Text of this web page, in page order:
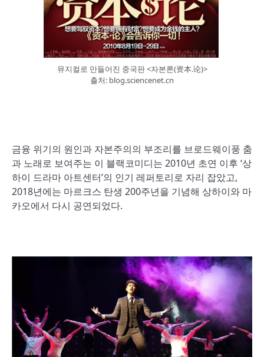
뮤지컬로 만들어진 중국판 <자본론(资本.论)>
출처: blog.sciencenet.cn
금융 위기의 원인과 자본주의의 부조리를 브로드웨이풍 춤
과 노래로 보여주는 이 블랙코미디는 2010년 초연 이후 ‘상
하이 드라마 아트센터’의 인기 레퍼토리로 자리 잡았고,
2018년에는 마르크스 탄생 200주년을 기념해 상하이와 마
카오에서 다시 공연되었다.